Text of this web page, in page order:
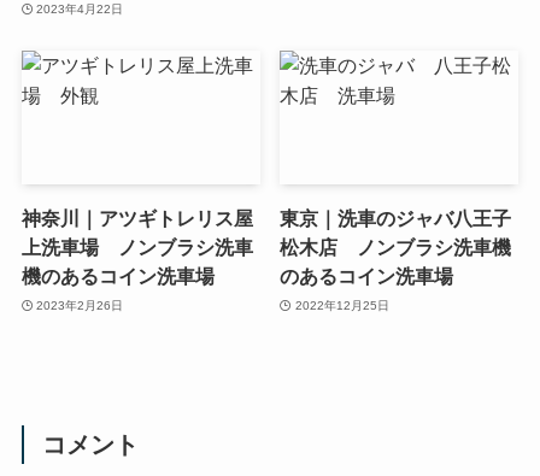
2023年4月22日
神奈川｜アツギトレリス屋
上洗車場 ノンブラシ洗車
機のあるコイン洗車場
2023年2月26日
東京｜洗車のジャバ八王子
松木店 ノンブラシ洗車機
のあるコイン洗車場
2022年12月25日
コメント